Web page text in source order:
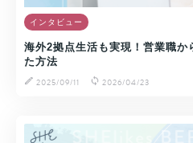
インタビュー
海外2拠点生活も実現！営業職か
た方法
2025/09/11
2026/04/23